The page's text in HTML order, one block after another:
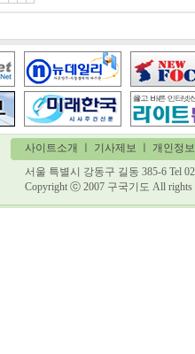
사이트소개 기사제보 ㅣ 개인정
서울 특별시 강동구 길동 385-6 Tel
Copyright ⓒ 2007 구국기도 All